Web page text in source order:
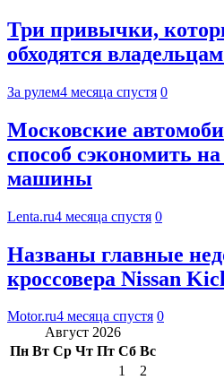
Три привычки,
обходятся
За рулем4 месяца спустя 0
Московские
способ сэкономить
машины
Lenta.ru4 месяца спустя 0
Названы главные
кроссовера Nissan
Motor.ru4 месяца спустя 0
Август 2026
Пн Вт Ср Чт Пт Сб Вс
1
2